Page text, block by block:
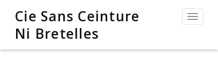
Cie Sans Ceinture
Ni Bretelles